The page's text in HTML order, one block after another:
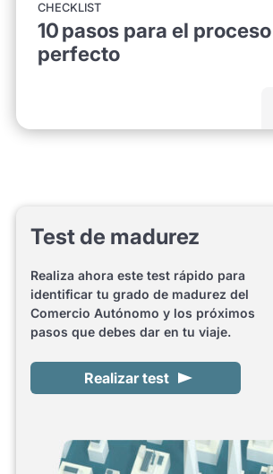
CHECKLIST
10 pasos para el
perfecto
Test de madurez
Realiza ahora este test rápido para
identificar tu grado de madurez del
Comercio Autónomo y los próximos
pasos que debes dar en tu viaje.
Realizar test